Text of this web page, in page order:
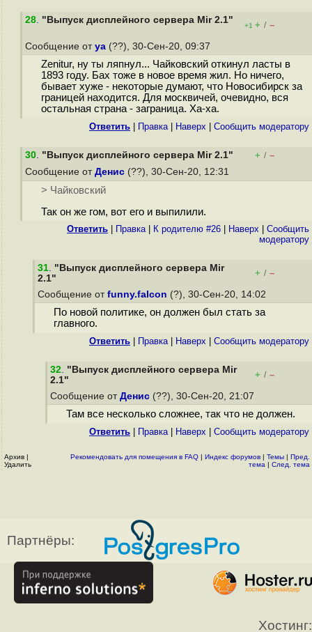
28. "Выпуск дисплейного сервера Mir 2.1"
+1 + / –
Сообщение от ya (??), 30-Сен-20, 09:37
Zenitur, ну ты ляпнул... Чайковский откинул ласты в
1893 году. Бах тоже в новое время жил. Но ничего,
бывает хуже - некоторые думают, что Новосибирск за
границей находится. Для москвичей, очевидно, вся
остальная страна - заграница. Ха-ха.
Ответить Правка| Наверх Cообщить модератору
30. "Выпуск дисплейного сервера Mir 2.1" + / –
Сообщение от Денис (??), 30-Сен-20, 12:31
> Чайковский
Так он же гом, вот его и выпилили.
Ответить Правка| К родителю #26 Наверх
Cообщить
модератору
31. "Выпуск дисплейного сервера Mir
2.1"
+ / –
Сообщение от funny.falcon (?), 30-Сен-20, 14:02
По новой политике, он должен был стать за
главного.
Ответить Правка| Наверх Cообщить модератору
32. "Выпуск дисплейного сервера Mir
2.1"
+ / –
Сообщение от Денис (??), 30-Сен-20, 21:07
Там все несколько сложнее, так что не должен.
Ответить Правка| Наверх Cообщить модератору
Архив |
Удалить
Рекомендовать для помещения в FAQ | Индекс форумов | Темы | Пред.
тема | След. тема
Партнёры:
Хостинг: